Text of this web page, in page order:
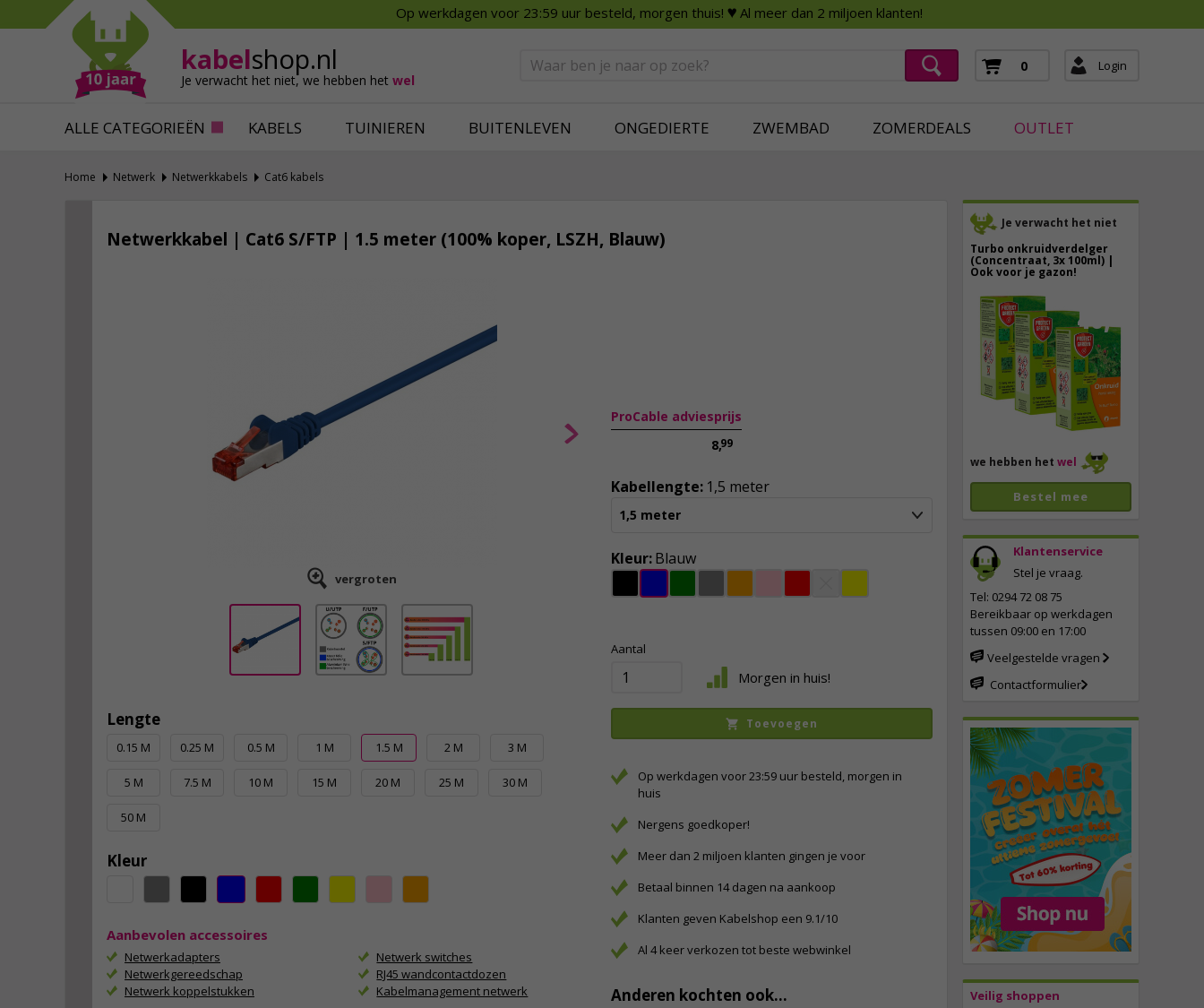
Op werkdagen voor 23:59 uur besteld, morgen thuis! ♥ Al meer dan 2 miljoen klanten!
kabelshop.nl
Je verwacht het niet, we hebben het wel
0 Login
ALLE CATEGORIEËN KABELS TUINIEREN BUITENLEVEN ONGEDIERTE ZWEMBAD ZOMERDEALS OUTLET
Mollen verjagen
Slakken bestrijden
Katten verjagen
Alles tegen ongedierte
Verfbenodigdheden
Behangbenodigdheden
Ventilatie
Smart Home
Deurbellen
Slimme beveiliging
Home Netwerk Netwerkkabels Cat6 kabels
Je verwacht het niet
Turbo onkruidverdelger
(Concentraat, 3x 100ml) |
Ook voor je gazon!
40,
we hebben het wel
Bestel mee
Klantenservice
Stel je vraag.
Tel: 0294 72 08 75
Bereikbaar op werkdagen
tussen 09:00 en 17:00
Veelgestelde vragen
Contactformulier
Veilig shoppen
Netwerkkabel | Cat6 S/FTP | 1.5 meter (100% koper, LSZH, Blauw)
vergroten
Lengte
0.15 M 0.25 M 0.5 M 1 M 1.5 M 2 M 3 M
5 M 7.5 M 10 M 15 M 20 M 25 M 30 M
50 M
Kleur
Aanbevolen accessoires
Netwerkadapters
Netwerkgereedschap
Netwerk koppelstukken
Netwerk switches
RJ45 wandcontactdozen
Kabelmanagement netwerk
ProCable adviesprijs
8,99
Kabellengte: 1,5 meter
1,5 meter
Kleur:Blauw
Aantal
Morgen in huis!
Toevoegen
Op werkdagen voor 23:59 uur besteld, morgen in
huis
Nergens goedkoper!
Meer dan 2 miljoen klanten gingen je voor
Betaal binnen 14 dagen na aankoop
Klanten geven Kabelshop een 9.1/10
Al 4 keer verkozen tot beste webwinkel
Anderen kochten ook...